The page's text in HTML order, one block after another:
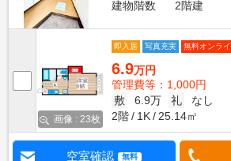
建物階数
2階建
画像 : 23枚
即入居 写真充実 無料オンラ
6.9万円
管理費等：1,000円
敷
6.9万 礼
なし
2階
1K 25.14㎡
空室確認 無料